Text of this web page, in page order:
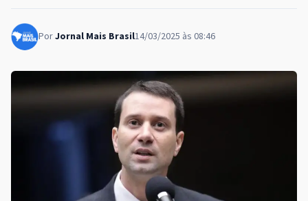
PorJornal Mais Brasil14/03/2025 às 08:46